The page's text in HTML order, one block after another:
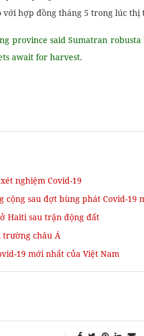
với hợp đồng tháng 5 trong lúc
province said Sumatran
await for harvest.
nghiệm Covid-19
cộng sau đợt bùng phát Covid-19
Haiti sau trận động đất
trường châu Á
19 mới nhất của Việt Nam